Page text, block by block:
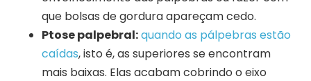
que bolsas de gordura apareçam cedo.
Ptose palpebral:quando as pálpebras estão
caídas, isto é, as superiores se encontram
mais baixas. Elas acabam cobrindo o eixo